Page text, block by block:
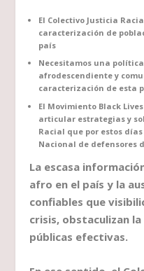
El Colectivo Justicia
caracterización de
país
Necesitamos una
afrodescendiente y
caracterización de esta
El Movimiento Black
articular estrategias y
Racial que por estos
Nacional de defensores
La escasa
afro en el país y la
confiables que
crisis, obstaculizan
públicas efectivas.